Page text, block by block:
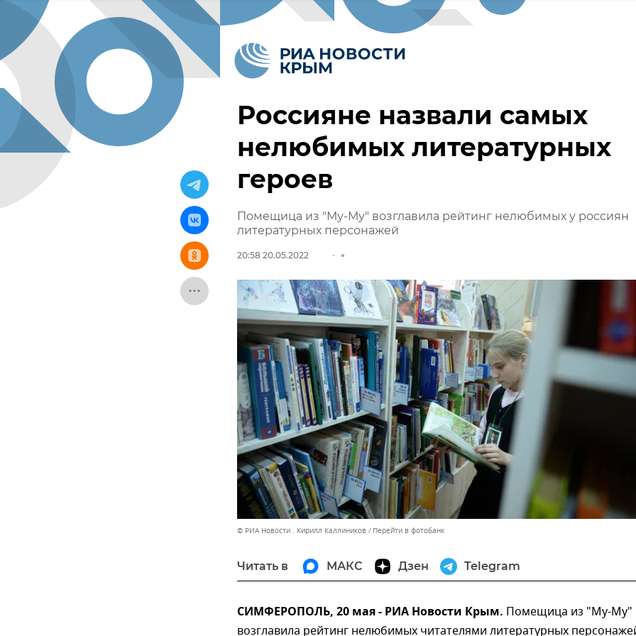
Россияне назвали самых
нелюбимых литературных
героев
Помещица из "Му-Му" возглавила рейтинг нелюбимых у россиян
литературных персонажей
20:58 20.05.2022
© РИА Новости . Кирилл Каллиников Перейти в фотобанк
Читать в МАКС Дзен Telegram
СИМФЕРОПОЛЬ, 20 мая - РИА Новости Крым. Помещица из "Му-Му"
возглавила рейтинг нелюбимых читателями литературных